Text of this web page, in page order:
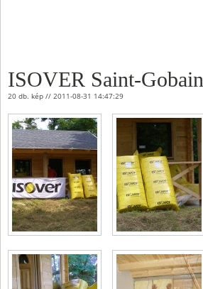
ISOVER Saint-Gobain
20 db. kép // 2011-08-31 14:47:29